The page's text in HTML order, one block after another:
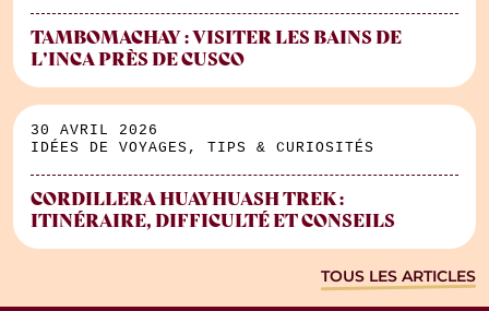
TOUS LES ARTICLES
TAMBOMACHAY : VISITER LES BAINS DE
L’INCA PRÈS DE CUSCO
30 AVRIL 2026
IDÉES DE VOYAGES, TIPS & CURIOSITÉS
CORDILLERA HUAYHUASH TREK :
ITINÉRAIRE, DIFFICULTÉ ET CONSEILS